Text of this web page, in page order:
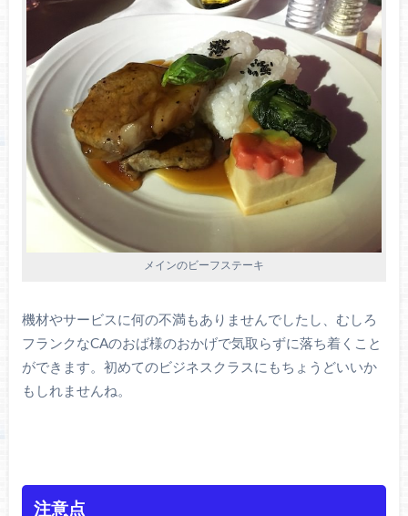
メインのビーフステーキ
機材やサービスに何の不満もありませんでしたし、むしろ
フランクなCAのおば様のおかげで気取らずに落ち着くこと
ができます。初めてのビジネスクラスにもちょうどいいか
もしれませんね。
注意点